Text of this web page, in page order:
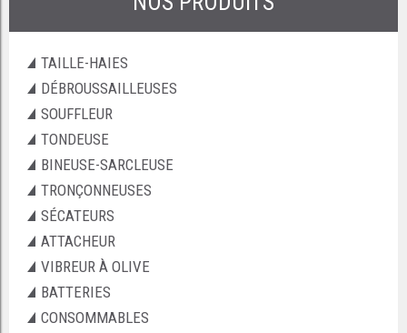
TAILLE-HAIES
DÉBROUSSAILLEUSES
SOUFFLEUR
TONDEUSE
BINEUSE-SARCLEUSE
TRONÇONNEUSES
SÉCATEURS
ATTACHEUR
VIBREUR À OLIVE
BATTERIES
CONSOMMABLES